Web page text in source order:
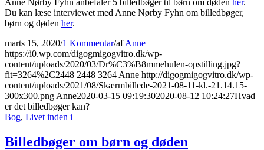
Anne Nørby Fyhn anbefaler 5 billedbøger til børn om døden her.
Du kan læse interviewet med Anne Nørby Fyhn om billedbøger,
børn og døden her.
marts 15, 2020/1 Kommentar/afAnne
https://i0.wp.com/digogmigogvitro.dk/wp-
content/uploads/2020/03/Dr%C3%B8mmehulen-opstilling.jpg?
fit=3264%2C2448 2448 3264 Anne http://digogmigogvitro.dk/wp-
content/uploads/2021/08/Skærmbillede-2021-08-11-kl.-21.14.15-
300x300.png Anne2020-03-15 09:19:302020-08-12 10:24:27Hvad
er det billedbøger kan?
Bog, Livet inden i
Billedbøger om børn og døden